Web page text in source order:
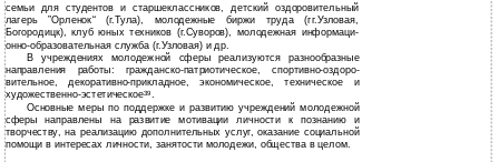
семьи для студентов и старшеклассников, детский оздоровительный
лагерь ”Орленок“ (г.Тула), молодежные биржи труда (гг.Узловая,
Богородицк), клуб юных техников (г.Суворов), молодежная информаци-
онно-образовательная служба (г.Узловая) и др.
В учреждениях молодежной сферы реализуются разнообразные
направления работы: гражданско-патриотическое, спортивно-оздоро-
вительное, декоративно-прикладное, экономическое, техническое и
художественно-эстетическое39 .
Основные меры по поддержке и развитию учреждений молодежной
сферы направлены на развитие мотивации личности к познанию и
творчеству, на реализацию дополнительных услуг, оказание социальной
помощи в интересах личности, занятости молодежи, общества в целом.